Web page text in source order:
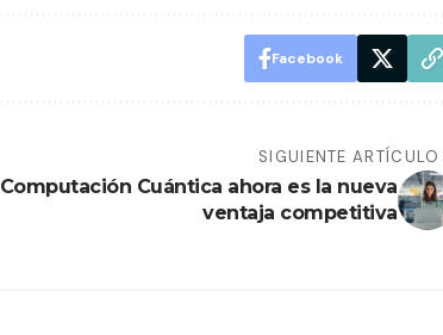
Facebook
SIGUIENTE ARTÍCULO
Computación Cuántica ahora es la nueva
ventaja competitiva